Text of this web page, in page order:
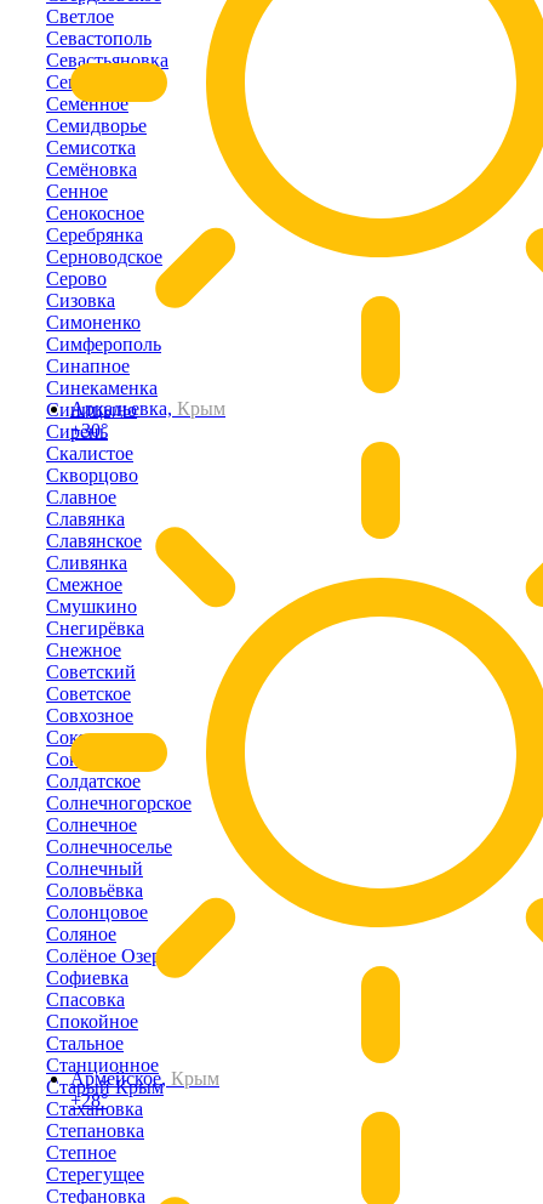
Аркадьевка, Крым
+30°
Армейское, Крым
+28°
Светлое
Севастополь
Севастьяновка
Северное
Семенное
Семидворье
Семисотка
Семёновка
Сенное
Сенокосное
Серебрянка
Серноводское
Серово
Сизовка
Симоненко
Симферополь
Синапное
Синекаменка
Синицыно
Сирень
Скалистое
Скворцово
Славное
Славянка
Славянское
Сливянка
Смежное
Смушкино
Снегирёвка
Снежное
Советский
Советское
Совхозное
Соколиное
Соколы
Солдатское
Солнечногорское
Солнечное
Солнечноселье
Солнечный
Соловьёвка
Солонцовое
Соляное
Солёное Озеро
Софиевка
Спасовка
Спокойное
Стальное
Станционное
Старый Крым
Стахановка
Степановка
Степное
Стерегущее
Стефановка